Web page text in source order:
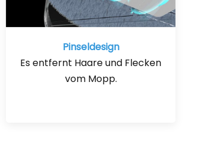
Pinseldesign
Es entfernt Haare und Flecken
vom Mopp.